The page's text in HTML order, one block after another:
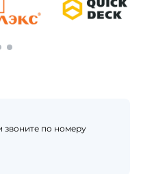
звоните по номеру